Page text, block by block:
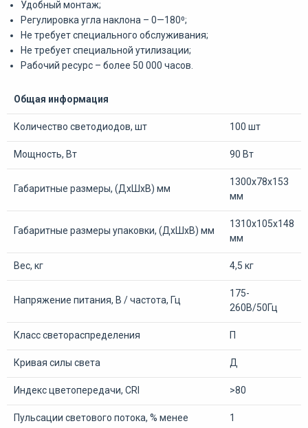
Удобный монтаж;
Регулировка угла наклона – 0—180⁰;
Не требует специального обслуживания;
Не требует специальной утилизации;
Рабочий ресурс – более 50 000 часов.
Общая информация
Количество светодиодов, шт 100 шт
Мощность, Вт 90 Вт
Габаритные размеры, (ДхШхВ) мм
1300х78х153
мм
Габаритные размеры упаковки, (ДхШхВ) мм
1310х105х148
мм
Вес, кг 4,5 кг
Напряжение питания, В / частота, Гц
175-
260В/50Гц
Класс светораспределения П
Кривая силы света Д
Индекс цветопередачи, CRI >80
Пульсации светового потока, % менее 1